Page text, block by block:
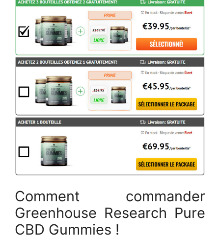
Comment commander
Greenhouse Research Pure
CBD Gummies !